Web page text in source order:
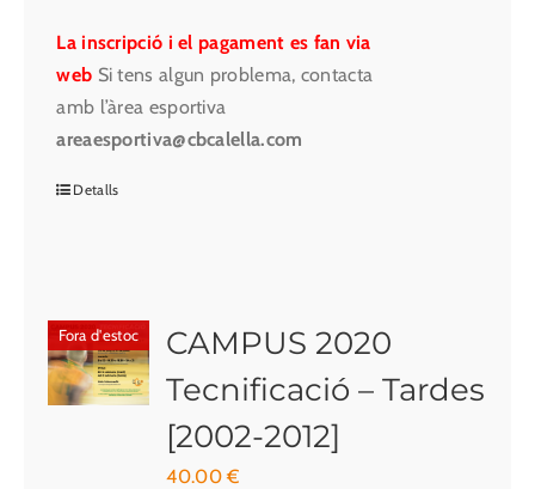
La inscripció i el pagament es fan via
web Si tens algun problema, contacta
amb l’àrea esportiva
areaesportiva@cbcalella.com
Detalls
Fora d'estoc
CAMPUS 2020
Tecnificació – Tardes
[2002-2012]
40.00€